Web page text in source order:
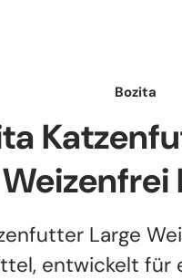
Bozita
Weizenfrei
Large
entwickelt für